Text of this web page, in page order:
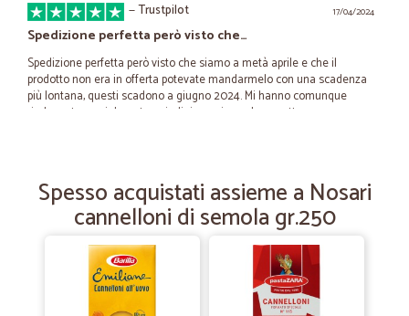
17/04/2024
—Trustpilot
Spedizione perfetta però visto che…
Spedizione perfetta però visto che siamo a metà aprile e che il
prodotto non era in offerta potevate mandarmelo con una scadenza
più lontana, questi scadono a giugno 2024. Mi hanno comunque
rimborsato parzialmente quindi ringrazio per la correttezza.
Ottimo prodotto acquistato
Ottimo prodotto acquistato. Serietà professionale. Efficienti con
consegna veloce. Top
Spesso acquistati assieme a Nosari
cannelloni di semola gr.250